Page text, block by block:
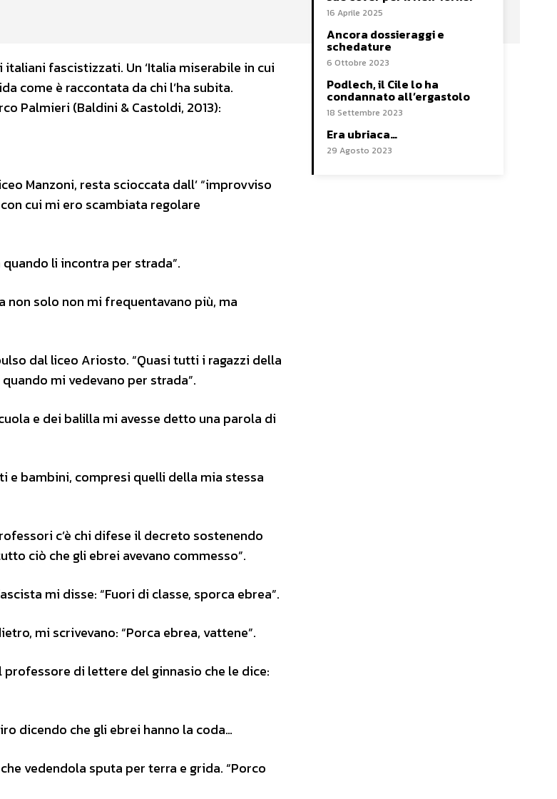
fascistizzati. Un ‘Italia miserabile in cui
come è raccontata da chi l’ha subita.
Palmieri (Baldini & Castoldi, 2013):
Manzoni, resta scioccata dall’ “improvviso
cui mi ero scambiata regolare
li incontra per strada”.
non solo non mi frequentavano più, ma
dal liceo Ariosto. “Quasi tutti i ragazzi della
mi vedevano per strada”.
e dei balilla mi avesse detto una parola di
e bambini, compresi quelli della mia stessa
c’è chi difese il decreto sostenendo
ciò che gli ebrei avevano commesso”.
mi disse: “Fuori di classe, sporca ebrea”.
mi scrivevano: “Porca ebrea, vattene”.
di lettere del ginnasio che le dice:
dicendo che gli ebrei hanno la coda…
vedendola sputa per terra e grida. “Porco
16 Aprile 2025
Ancora dossieraggi e
schedature
6 Ottobre 2023
Podlech, il Cile lo ha
condannato all’ergastolo
18 Settembre 2023
Era ubriaca…
29 Agosto 2023